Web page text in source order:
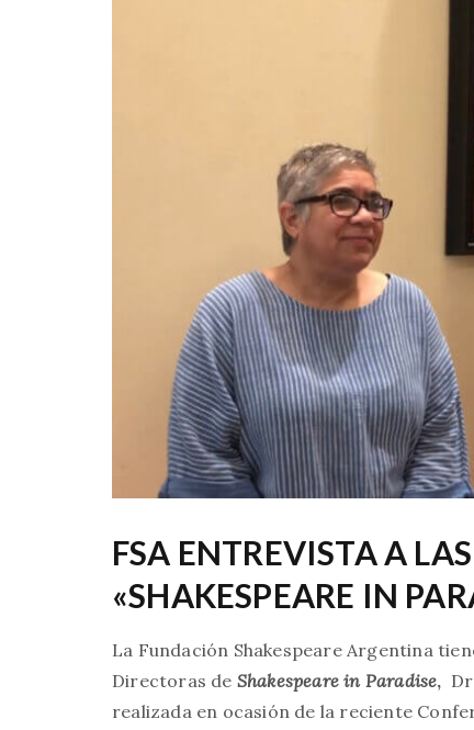
FSA ENTREVISTA A
«SHAKESPEARE IN
La Fundación Shakespeare Argentina
Directoras de Shakespeare in Paradise,
realizada en ocasión de la reciente